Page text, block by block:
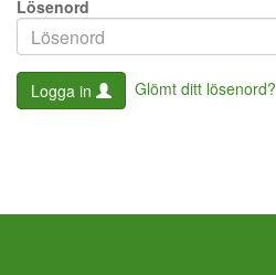
Lösenord
Logga in Glömt ditt lösenord?